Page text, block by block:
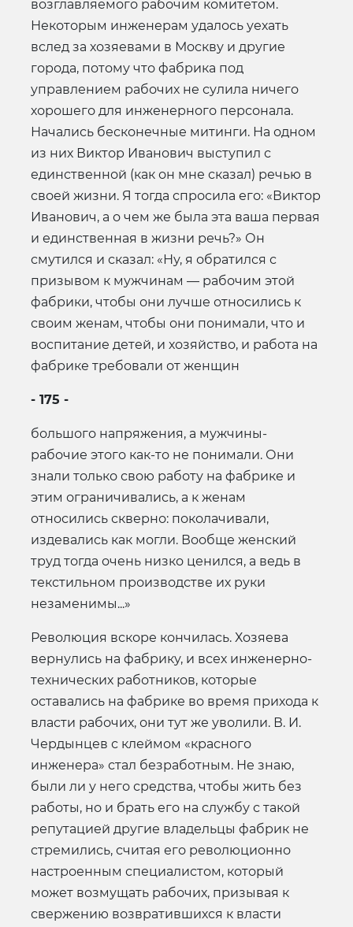
возглавляемого рабочим комитетом.
Некоторым инженерам удалось уехать
вслед за хозяевами в Москву и другие
города, потому что фабрика под
управлением рабочих не сулила ничего
хорошего для инженерного персонала.
Начались бесконечные митинги. На одном
из них Виктор Иванович выступил с
единственной (как он мне сказал) речью в
своей жизни. Я тогда спросила его: «Виктор
Иванович, а о чем же была эта ваша первая
и единственная в жизни речь?» Он
смутился и сказал: «Ну, я обратился с
призывом к мужчинам — рабочим этой
фабрики, чтобы они лучше относились к
своим женам, чтобы они понимали, что и
воспитание детей, и хозяйство, и работа на
фабрике требовали от женщин
- 175 -
большого напряжения, а мужчины-
рабочие этого как-то не понимали. Они
знали только свою работу на фабрике и
этим ограничивались, а к женам
относились скверно: поколачивали,
издевались как могли. Вообще женский
труд тогда очень низко ценился, а ведь в
текстильном производстве их руки
незаменимы...»
Революция вскоре кончилась. Хозяева
вернулись на фабрику, и всех инженерно-
технических работников, которые
оставались на фабрике во время прихода к
власти рабочих, они тут же уволили. В. И.
Чердынцев с клеймом «красного
инженера» стал безработным. Не знаю,
были ли у него средства, чтобы жить без
работы, но и брать его на службу с такой
репутацией другие владельцы фабрик не
стремились, считая его революционно
настроенным специалистом, который
может возмущать рабочих, призывая к
свержению возвратившихся к власти